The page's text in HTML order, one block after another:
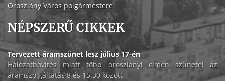
Oroszlány Város polgármestere
NÉPSZERŰ CIKKEK
Tervezett áramszünet lesz július 17-én
Hálózatbővítés miatt több oroszlányi címen szünetel az
áramszolgáltatás 8 és 15.30 között